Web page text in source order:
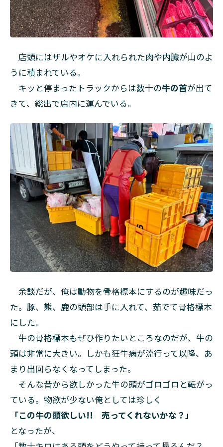
店頭にはザルやオケに入れられた肉や内臓が山のよ
うに積まれている。
キッと停まったトラックからは数十の牛の首が出て
きて、総出で店内に運んでいる。
余談だが、俺は動物を骨格標本にするのが趣味だっ
た。豚、熊、鹿の頭部は手に入れて、茹でて骨格標本
にした。
牛の骨格標本もぜひ作りたいところなのだが、牛の
頭は非常に大きい。しかも狂牛病が流行って以降、あ
まり出回らなくなってしまった。
そんな昔から欲しかった牛の頭がゴロゴロと転がっ
ている。物欲が少ない俺としては珍しく
「この牛の頭欲しい!! 売ってくれないかな？」
となったが、